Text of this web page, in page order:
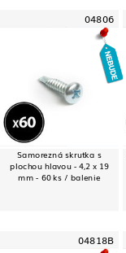
04806
Samorezná skrutka s
plochou hlavou - 4,2 x 19
mm - 60 ks / balenie
04818B